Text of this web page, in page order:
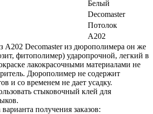
Белый
Decomaster
Потолок
A202
A202 Decomaster из дюрополимера он же
фитополимер) ударопрочной, легкий в
лакокрасочными материалами не
Дюрополимер не содержит
и со временем не дает усадку.
стыковочный клей для
получения заказов: